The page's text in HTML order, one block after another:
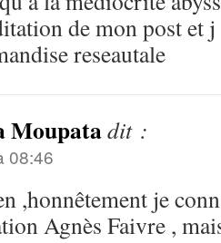
de mon post et
reseautale
Moupatadit :
08:46
,honnêtement je
Agnès Faivre ,